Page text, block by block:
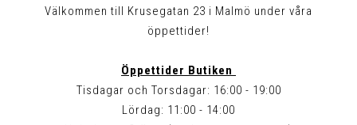
Välkommen till Krusegatan 23 i Malmö under våra
öppettider!
Öppettider Butiken
Tisdagar och Torsdagar: 16:00 - 19:00
Lördag: 11:00 - 14:00